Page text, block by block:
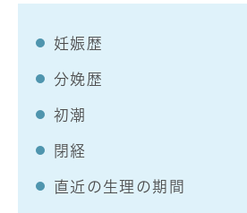
妊娠歴
分娩歴
初潮
閉経
直近の生理の期間